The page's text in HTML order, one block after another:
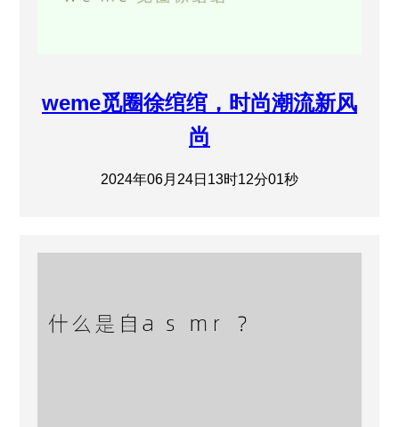
weme觅圈徐绾绾，时尚潮流新风
尚
2024年06月24日13时12分01秒